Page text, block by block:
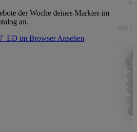
der Woche deines Marktes im
an.
im BrowserAnsehen
aus